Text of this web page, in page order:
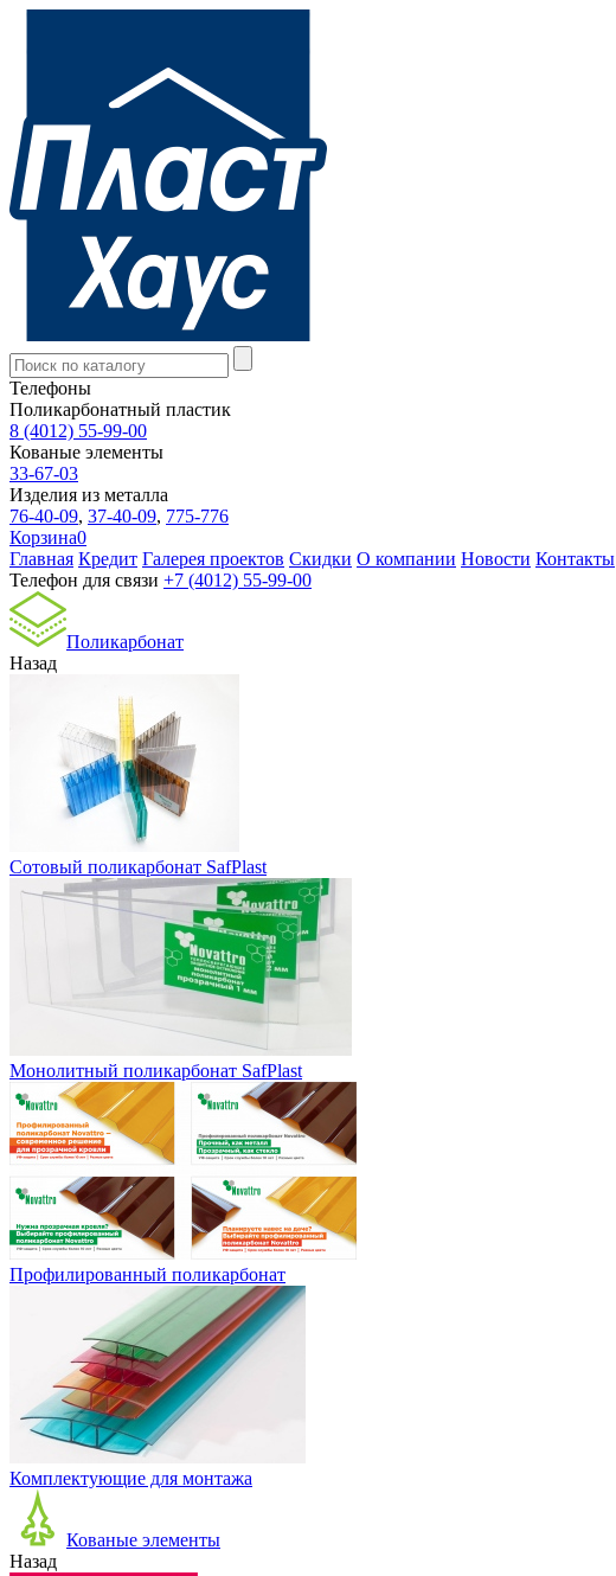
Телефоны
Поликарбонатный пластик
8 (4012) 55-99-00
Кованые элементы
33-67-03
Изделия из металла
76-40-09, 37-40-09, 775-776
Корзина0
Главная Кредит Галерея проектов Скидки О компании Новости Контакты
Телефон для связи +7 (4012) 55-99-00
Поликарбонат
Назад
Сотовый поликарбонат SafPlast
Монолитный поликарбонат SafPlast
Профилированный поликарбонат
Комплектующие для монтажа
Кованые элементы
Назад